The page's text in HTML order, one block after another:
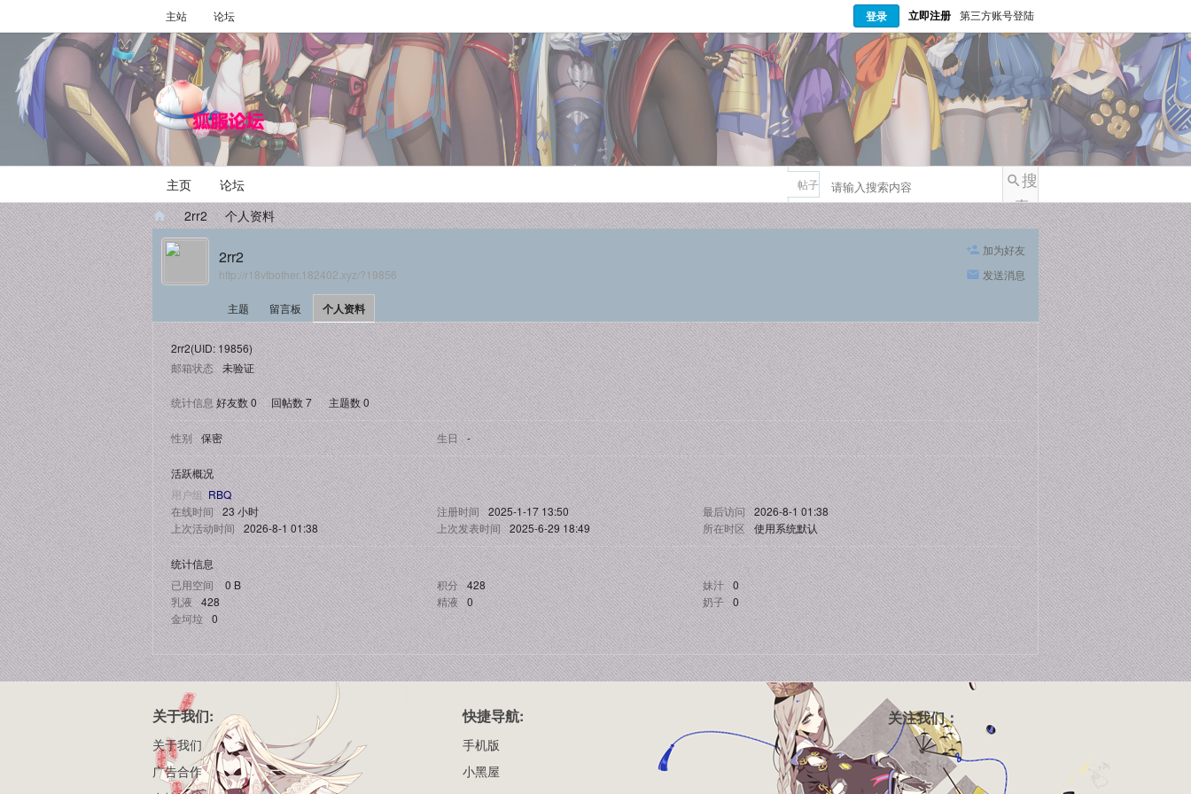
主站 论坛 登录 立即注册 第三方账号登陆
主页 论坛 帖子
搜
索
› 2rr2 › 个人资料
加为好友
发送消息
2rr2
http://r18vtbother.182402.xyz/?19856
主题 留言板 个人资料
2rr2(UID: 19856)
邮箱状态 未验证
统计信息 好友数 0 | 回帖数 7 | 主题数 0
性别 保密 生日 -
活跃概况
用户组RBQ
在线时间
23 小时 注册时间 2025-1-17 13:50 最后访问
2026-8-1 01:38
上次活动时间
2026-8-1 01:38 上次发表时间 2025-6-29 18:49 所在时区 使用系统默认
统计信息
已用空间
0 B 积分 428 妹汁 0
乳液
428 精液 0 奶子 0
金坷垃 0
关于我们:
关于我们
广告合作
快捷导航:
手机版
小黑屋
关注我们：